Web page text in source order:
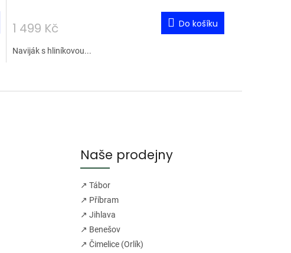
1 499 Kč Do košíku
Naviják s hliníkovou...
Naše prodejny
↗ Tábor
↗ Příbram
↗ Jihlava
↗ Benešov
↗ Čimelice (Orlík)